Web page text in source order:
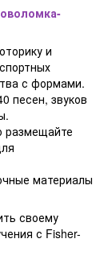
и
с формами.
песен, звуков
размещайте
материалы
своему
с Fisher-